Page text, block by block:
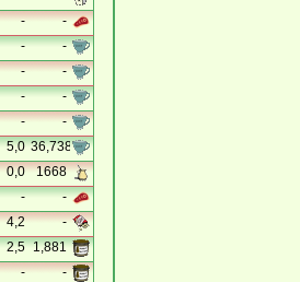
-
-
-
-
-
-
-
-
-
-
5,0 36,738
0,0
1668
-
-
4,2
-
2,5 1,881
-
-